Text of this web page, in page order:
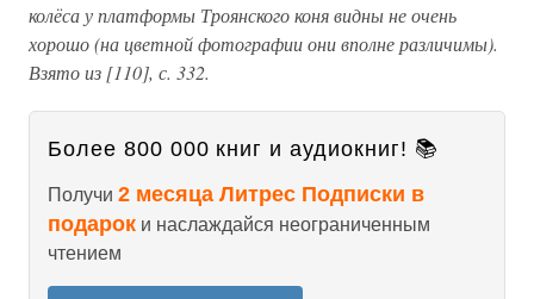
колёса у платформы Троянского коня видны не очень
хорошо (на цветной фотографии они вполне различимы).
Взято из [110], с. 332.
Более 800 000 книг и аудиокниг! 📚
Получи 2 месяца Литрес Подписки в
подарок и наслаждайся неограниченным
чтением